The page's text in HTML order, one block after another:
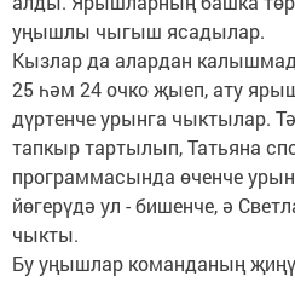
уңышлы чыгыш ясадылар.
Кызлар да алардан
25 һәм 24 очко җыеп, ату
дүртенче урынга чыктылар.
тапкыр тартылып, Татьяна
программасында өченче
йөгерүдә ул - бишенче, ә
чыкты.
Бу уңышлар команданың